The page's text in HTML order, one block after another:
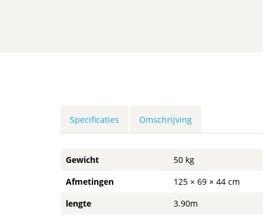
Specificaties Omschrijving
Gewicht
50 kg
Afmetingen
125 × 69 × 44 cm
lengte
3.90m